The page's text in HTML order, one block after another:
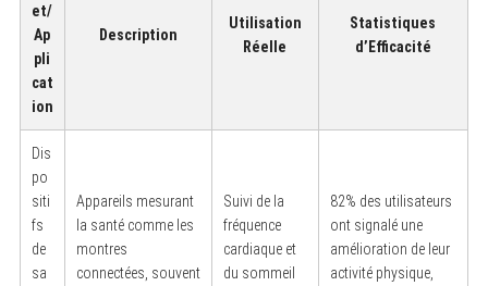
et/
Ap
pli
cat
ion
Description
Utilisation
Réelle
Statistiques
d’Efficacité
Dis
po
siti
fs
de
sa
Appareils mesurant
la santé comme les
montres
connectées, souvent
Suivi de la
fréquence
cardiaque et
du sommeil
82% des utilisateurs
ont signalé une
amélioration de leur
activité physique,